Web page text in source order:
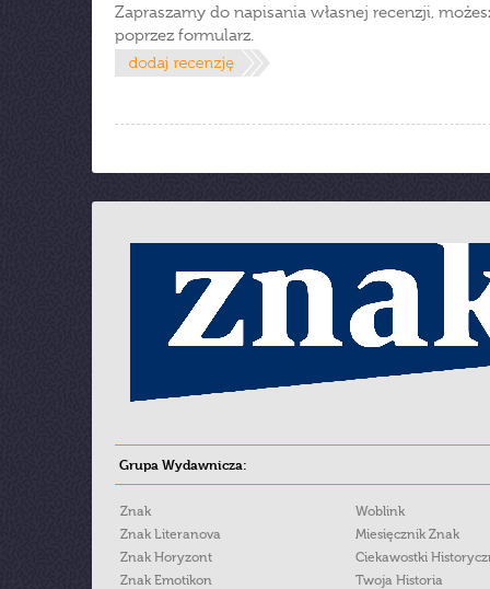
Zapraszamy do napisania własnej recenzji,
poprzez formularz.
Grupa Wydawnicza:
Znak
Znak Literanova
Znak Horyzont
Znak Emotikon
Woblink
Miesięcznik Znak
Ciekawostki
Twoja Historia